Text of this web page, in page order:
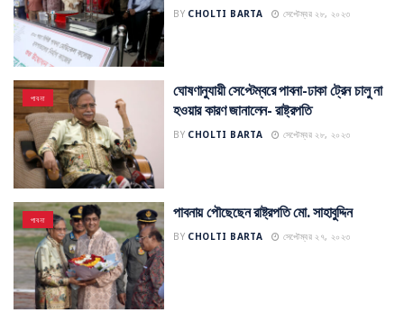
BY CHOLTI BARTA সেপ্টেম্বর ২৮, ২০২৩
পাবনা
ঘোষণানুযায়ী সেপ্টেম্বরে পাবনা-ঢাকা ট্রেন চালু না
হওয়ার কারণ জানালেন- রাষ্ট্রপতি
BY CHOLTI BARTA সেপ্টেম্বর ২৮, ২০২৩
পাবনা পাবনায় পৌছেছেন রাষ্ট্রপতি মো. সাহাবুদ্দিন
BY CHOLTI BARTA সেপ্টেম্বর ২৭, ২০২৩